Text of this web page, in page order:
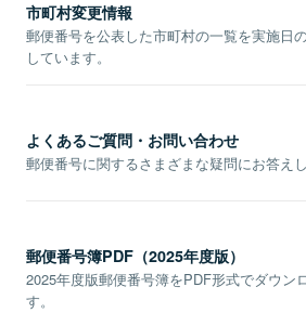
市町村変更情報
郵便番号を公表した市町村の一覧を実施日
しています。
よくあるご質問・お問い合わせ
郵便番号に関するさまざまな疑問にお答えし
郵便番号簿PDF（2025年度版）
2025年度版郵便番号簿をPDF形式でダウン
す。